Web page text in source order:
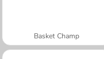
Basket Champ